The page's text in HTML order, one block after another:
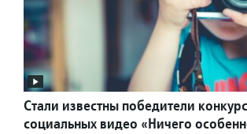
Стали известны победители
социальных видео «Ничего